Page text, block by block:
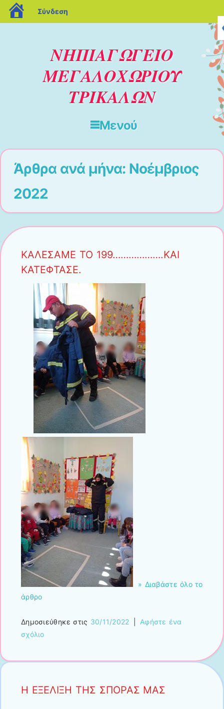
ΝΗΠΙΑΓΩΓΕΙΟ
ΜΕΓΑΛΟΧΩΡΙΟΥ
ΤΡΙΚΑΛΩΝ
Μενού
Άρθρα ανά μήνα: Νοέμβριος
2022
ΚΑΛΕΣΑΜΕ ΤΟ 199……………….ΚΑΙ
ΚΑΤΕΦΤΑΣΕ.
» Διαβάστε όλο το
άρθρο
Δημοσιεύθηκε στις 30/11/2022
Αφήστε ένα
σχόλιο
Η ΕΞΕΛΙΞΗ ΤΗΣ ΣΠΟΡΑΣ ΜΑΣ
blogs.sch.gr
Σύνδεση